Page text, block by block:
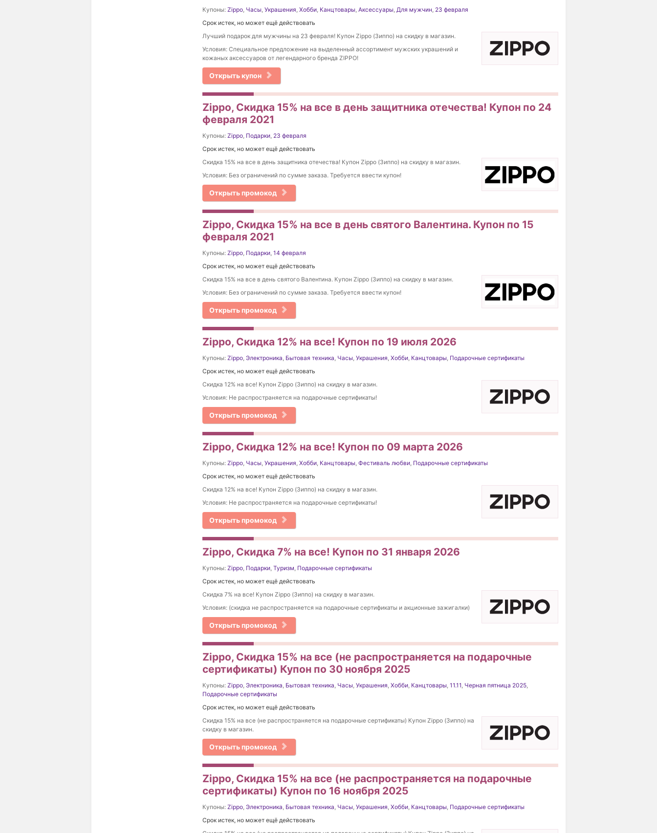
Купоны: Zippo, Часы, Украшения, Хобби, Канцтовары, Аксессуары, Для мужчин, 23 февраля
Срок истек, но может ещё действовать
Лучший подарок для мужчины на 23 февраля! Купон Zippo (Зиппо) на скидку в магазин.
Условия: Специальное предложение на выделенный ассортимент мужских украшений и
кожаных аксессуаров от легендарного бренда ZIPPO!
Открыть купон
Zippo, Скидка 15% на все в день защитника отечества! Купон по 24
февраля 2021
Купоны: Zippo, Подарки, 23 февраля
Срок истек, но может ещё действовать
Скидка 15% на все в день защитника отечества! Купон Zippo (Зиппо) на скидку в магазин.
Условия: Без ограничений по сумме заказа. Требуется ввести купон!
Открыть промокод
Zippo, Скидка 15% на все в день святого Валентина. Купон по 15
февраля 2021
Купоны: Zippo, Подарки, 14 февраля
Срок истек, но может ещё действовать
Скидка 15% на все в день святого Валентина. Купон Zippo (Зиппо) на скидку в магазин.
Условия: Без ограничений по сумме заказа. Требуется ввести купон!
Открыть промокод
Zippo, Скидка 12% на все! Купон по 19 июля 2026
Купоны: Zippo, Электроника, Бытовая техника, Часы, Украшения, Хобби, Канцтовары, Подарочные сертификаты
Срок истек, но может ещё действовать
Скидка 12% на все! Купон Zippo (Зиппо) на скидку в магазин.
Условия: Не распространяется на подарочные сертификаты!
Открыть промокод
Zippo, Скидка 12% на все! Купон по 09 марта 2026
Купоны: Zippo, Часы, Украшения, Хобби, Канцтовары, Фестиваль любви, Подарочные сертификаты
Срок истек, но может ещё действовать
Скидка 12% на все! Купон Zippo (Зиппо) на скидку в магазин.
Условия: Не распространяется на подарочные сертификаты!
Открыть промокод
Zippo, Скидка 7% на все! Купон по 31 января 2026
Купоны: Zippo, Подарки, Туризм, Подарочные сертификаты
Срок истек, но может ещё действовать
Скидка 7% на все! Купон Zippo (Зиппо) на скидку в магазин.
Условия: (скидка не распространяется на подарочные сертификаты и акционные зажигалки)
Открыть промокод
Zippo, Скидка 15% на все (не распространяется на подарочные
сертификаты) Купон по 30 ноября 2025
Купоны: Zippo, Электроника, Бытовая техника, Часы, Украшения, Хобби, Канцтовары, 11.11, Черная пятница 2025,
Подарочные сертификаты
Срок истек, но может ещё действовать
Скидка 15% на все (не распространяется на подарочные сертификаты) Купон Zippo (Зиппо) на
скидку в магазин.
Открыть промокод
Zippo, Скидка 15% на все (не распространяется на подарочные
сертификаты) Купон по 16 ноября 2025
Купоны: Zippo, Электроника, Бытовая техника, Часы, Украшения, Хобби, Канцтовары, Подарочные сертификаты
Срок истек, но может ещё действовать